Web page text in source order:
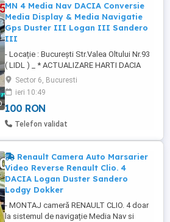
MN 4 Media Nav DACIA Conversie
Media Display & Media Navigatie
Gps Duster III Logan III Sandero
III
- Locație : București Str.Valea Oltului Nr.93
( LIDL ) _ * ACTUALIZARE HARTI DACIA
Media Nav & Media Nav Evolution toate
versiunile !! --- Media Nav 4 - Logan 3 /
Sandero 3 soft de fabrica 6.0.8.2 / 6.0.9.6
/ 9.0.9.6 _ Doar Romania si Bulgaria costa
100 lei _ Full Full Europa costa 150 lei _
Sector 6, Bucuresti
ieri 10:49
100 RON
Telefon validat
Renault Camera Auto Marsarier
Video Reverse Renault Clio. 4
DACIA Logan Duster Sandero
Lodgy Dokker
- MONTAJ cameră RENAULT CLIO. 4 doar
la sistemul de navigație Media Nav si